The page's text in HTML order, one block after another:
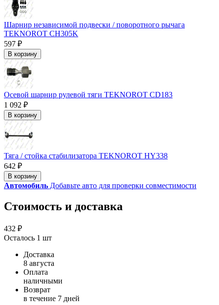
Шарнир независимой подвески / поворотного рычага
TEKNOROT CH305K
597 ₽
В корзину
Осевой шарнир рулевой тяги TEKNOROT CD183
1 092 ₽
В корзину
Тяга / стойка стабилизатора TEKNOROT HY338
642 ₽
В корзину
Автомобиль Добавьте авто для проверки совместимости
Стоимость и доставка
432 ₽
Осталось 1 шт
Доставка
8 августа
Оплата
наличными
Возврат
в течение 7 дней